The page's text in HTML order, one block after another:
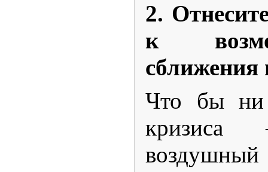
2.
к
сближения
Что бы ни